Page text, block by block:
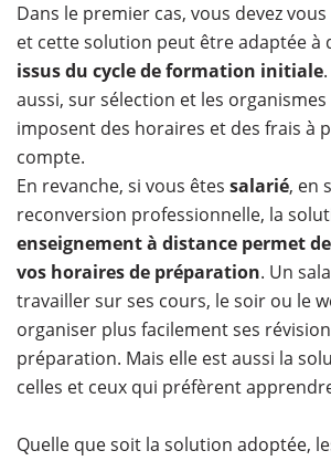
Dans le premier cas, vous devez vous
et cette solution peut être adaptée à
issus du cycle de formation initiale
aussi, sur sélection et les
imposent des horaires et des frais à
compte.
En revanche, si vous êtes salarié, en
reconversion professionnelle, la
enseignement à distance permet
vos horaires de préparation. Un
travailler sur ses cours, le soir ou le
organiser plus facilement ses
préparation. Mais elle est aussi la
celles et ceux qui préfèrent
​Quelle que soit la solution adoptée,